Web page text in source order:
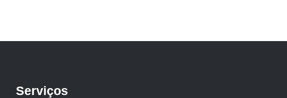
Serviços